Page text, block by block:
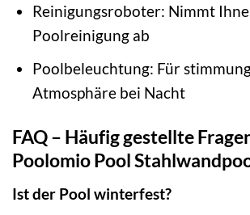
Reinigungsroboter: Nimmt
Poolreinigung ab
Poolbeleuchtung: Für
Atmosphäre bei Nacht
FAQ – Häufig gestellte
Poolomio Pool
Ist der Pool winterfest?